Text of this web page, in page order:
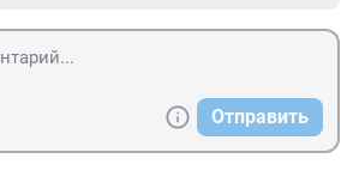
Отправить